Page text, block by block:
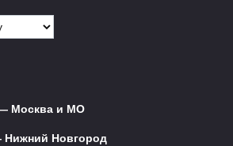
Москва и МО
Новгород